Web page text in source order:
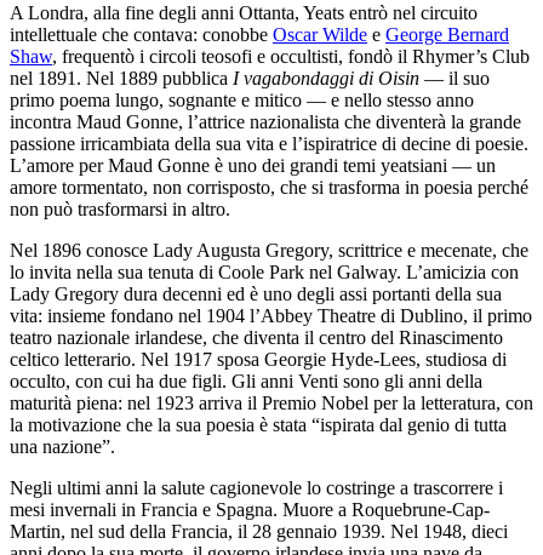
A Londra, alla fine degli anni Ottanta, Yeats entrò nel circuito
intellettuale che contava: conobbe Oscar Wilde e George Bernard
Shaw, frequentò i circoli teosofi e occultisti, fondò il Rhymer’s Club
nel 1891. Nel 1889 pubblica I vagabondaggi di Oisin — il suo
primo poema lungo, sognante e mitico — e nello stesso anno
incontra Maud Gonne, l’attrice nazionalista che diventerà la grande
passione irricambiata della sua vita e l’ispiratrice di decine di poesie.
L’amore per Maud Gonne è uno dei grandi temi yeatsiani — un
amore tormentato, non corrisposto, che si trasforma in poesia perché
non può trasformarsi in altro.
Nel 1896 conosce Lady Augusta Gregory, scrittrice e mecenate, che
lo invita nella sua tenuta di Coole Park nel Galway. L’amicizia con
Lady Gregory dura decenni ed è uno degli assi portanti della sua
vita: insieme fondano nel 1904 l’Abbey Theatre di Dublino, il primo
teatro nazionale irlandese, che diventa il centro del Rinascimento
celtico letterario. Nel 1917 sposa Georgie Hyde-Lees, studiosa di
occulto, con cui ha due figli. Gli anni Venti sono gli anni della
maturità piena: nel 1923 arriva il Premio Nobel per la letteratura, con
la motivazione che la sua poesia è stata “ispirata dal genio di tutta
una nazione”.
Negli ultimi anni la salute cagionevole lo costringe a trascorrere i
mesi invernali in Francia e Spagna. Muore a Roquebrune-Cap-
Martin, nel sud della Francia, il 28 gennaio 1939. Nel 1948, dieci